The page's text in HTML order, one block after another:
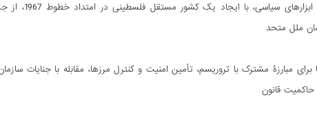
_ لزوم حل‌وفصل
ملل متحد
مبارزۀ مشترک با تروریسم، تأمین امنیت و کنترل مرزها، مقابله با جنایات
قانون